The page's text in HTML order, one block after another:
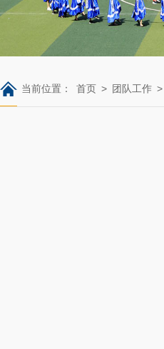
当前位置： 首页 > 团队工作 >